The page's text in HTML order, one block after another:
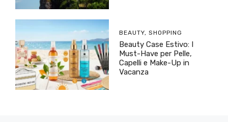
BEAUTY, SHOPPING
Beauty Case Estivo: I
Must-Have per Pelle,
Capelli e Make-Up in
Vacanza